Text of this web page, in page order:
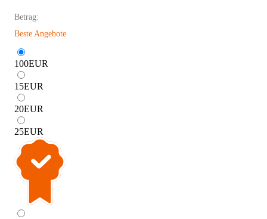
Betrag:
Beste Angebote
100EUR
15EUR
20EUR
25EUR